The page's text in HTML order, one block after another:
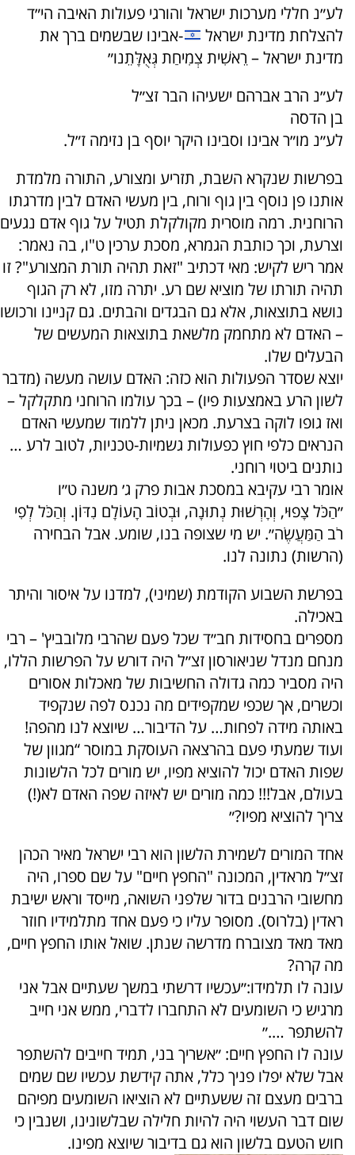
לע״נ חללי מערכות ישראל והורגי פעולות האיבה הי״ד
להצלחת מדינת ישראל
-אבינו שבשמים ברך את
מדינת ישראל – רֵאשִׁית צְמִיחַת גְּאֻלָּתֵנו״
לע״נ הרב אברהם ישעיהו הבר זצ״ל
בן הדסה
לע״נ מו״ר אבינו וסבינו היקר יוסף בן נזימה ז״ל.
בפרשות שנקרא השבת, תזריע ומצורע, התורה מלמדת
אותנו פן נוסף בין גוף ורוח, בין מעשי האדם לבין מדרגתו
הרוחנית. רמה מוסרית מקולקלת תטיל על גוף אדם נגעים
וצרעת, וכך כותבת הגמרא, מסכת ערכין ט"ו, בה נאמר:
אמר ריש לקיש: מאי דכתיב "זאת תהיה תורת המצורע"? זו
תהיה תורתו של מוציא שם רע. יתרה מזו, לא רק הגוף
נושא בתוצאות, אלא גם הבגדים והבתים. גם קניינו ורכושו
– האדם לא מתחמק מלשאת בתוצאות המעשים של
הבעלים שלו.
יוצא שסדר הפעולות הוא כזה: האדם עושה מעשה (מדבר
לשון הרע באמצעות פיו) – בכך עולמו הרוחני מתקלקל –
ואז גופו לוקה בצרעת. מכאן ניתן ללמוד שמעשי האדם
הנראים כלפי חוץ כפעולות גשמיות-טכניות, לטוב לרע …
נותנים ביטוי רוחני.
אומר רבי עקיבא במסכת אבות פרק ג׳ משנה ט״ו
״הַכֹּל צָפוּי, וְהָרְשׁוּת נְתוּנָה, וּבְטוֹב הָעוֹלָם נִדּוֹן. וְהַכֹּל לְפִי
רֹב הַמַּעֲשֶׂה״. יש מי שצופה בנו, שומע. אבל הבחירה
(הרשות) נתונה לנו.
בפרשת השבוע הקודמת (שמיני), למדנו על איסור והיתר
באכילה.
מספרים בחסידות חב״ד שכל פעם שהרבי מלובביץ' – רבי
מנחם מנדל שניאורסון זצ״ל היה דורש על הפרשות הללו,
היה מסביר כמה גדולה החשיבות של מאכלות אסורים
וכשרים, אך שכפי שמקפידים מה נכנס לפה שנקפיד
באותה מידה לפחות… על הדיבור… שיוצא לנו מהפה!
ועוד שמעתי פעם בהרצאה העוסקת במוסר “מגוון של
שפות האדם יכול להוציא מפיו, יש מורים לכל הלשונות
בעולם, אבל!!! כמה מורים יש לאיזה שפה האדם לא(!)
צריך להוציא מפיו?״
אחד המורים לשמירת הלשון הוא רבי ישראל מאיר הכהן
זצ״ל מראדין, המכונה "החפץ חיים" על שם ספרו, היה
מחשובי הרבנים בדור שלפני השואה, מייסד וראש ישיבת
ראדין (בלרוס). מסופר עליו כי פעם אחד מתלמידיו חוזר
מאד מאד מצוברח מדרשה שנתן. שואל אותו החפץ חיים,
מה קרה?
עונה לו תלמידו:״עכשיו דרשתי במשך שעתיים אבל אני
מרגיש כי השומעים לא התחברו לדברי, ממש אני חייב
להשתפר ….״
עונה לו החפץ חיים: ״אשריך בני, תמיד חייבים להשתפר
אבל שלא יפלו פניך כלל, אתה קידשת עכשיו שם שמים
ברבים מעצם זה ששעתיים לא הוציאו השומעים מפיהם
שום דבר העשוי היה להיות חלילה שבלשונינו, ושנבין כי
חוש הטעם בלשון הוא גם בדיבור שיוצא מפינו.